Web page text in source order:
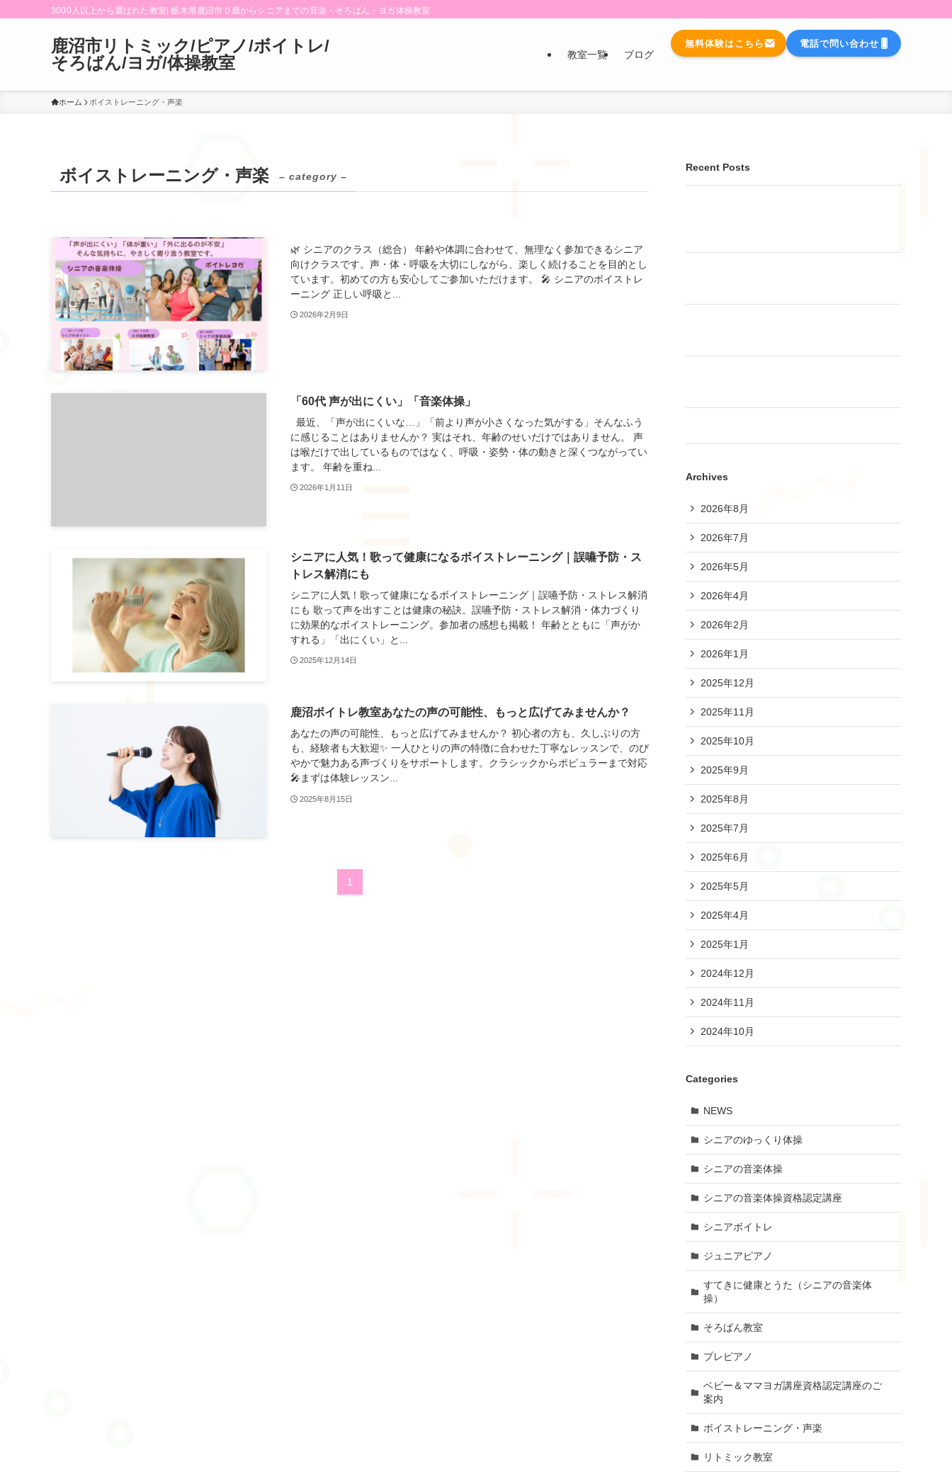
3000人以上から選ばれた教室| 栃木県鹿沼市０歳からシニアまでの音楽・そろばん・ヨガ体操教室
鹿沼市リトミック/ピアノ/ボイトレ/
そろばん/ヨガ/体操教室
教室一覧 ブログ
無料体験はこちら 電話で問い合わせ
ホーム ボイストレーニング・声楽
ボイストレーニング・声楽 – category –
🌿 シニアのクラス（総合） 年齢や体調に合わせて、無理なく参加できるシニア
向けクラスです。声・体・呼吸を大切にしながら、楽しく続けることを目的とし
ています。初めての方も安心してご参加いただけます。 🎤 シニアのボイストレ
ーニング 正しい呼吸と...
2026年2月9日
「60代 声が出にくい」「音楽体操」
最近、「声が出にくいな…」「前より声が小さくなった気がする」そんなふう
に感じることはありませんか？ 実はそれ、年齢のせいだけではありません。 声
は喉だけで出しているものではなく、呼吸・姿勢・体の動きと深くつながってい
ます。 年齢を重ね...
2026年1月11日
シニアに人気！歌って健康になるボイストレーニング｜誤嚥予防・ス
トレス解消にも
シニアに人気！歌って健康になるボイストレーニング｜誤嚥予防・ストレス解消
にも 歌って声を出すことは健康の秘訣。誤嚥予防・ストレス解消・体力づくり
に効果的なボイストレーニング。参加者の感想も掲載！ 年齢とともに「声がか
すれる」「出にくい」と...
2025年12月14日
鹿沼ボイトレ教室あなたの声の可能性、もっと広げてみませんか？
あなたの声の可能性、もっと広げてみませんか？ 初心者の方も、久しぶりの方
も、経験者も大歓迎✨ 一人ひとりの声の特徴に合わせた丁寧なレッスンで、のび
やかで魅力ある声づくりをサポートします。クラシックからポピュラーまで対応
🎤まずは体験レッスン...
2025年8月15日
1
Recent Posts
Archives
2026年8月
2026年7月
2026年5月
2026年4月
2026年2月
2026年1月
2025年12月
2025年11月
2025年10月
2025年9月
2025年8月
2025年7月
2025年6月
2025年5月
2025年4月
2025年1月
2024年12月
2024年11月
2024年10月
Categories
NEWS
シニアのゆっくり体操
シニアの音楽体操
シニアの音楽体操資格認定講座
シニアボイトレ
ジュニアピアノ
すてきに健康とうた（シニアの音楽体
操）
そろばん教室
プレピアノ
ベビー＆ママヨガ講座資格認定講座のご
案内
ボイストレーニング・声楽
リトミック教室